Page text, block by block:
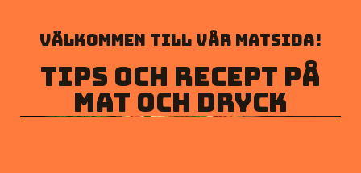
Välkommen till vår matsida!
Tips och recept på
mat och dryck